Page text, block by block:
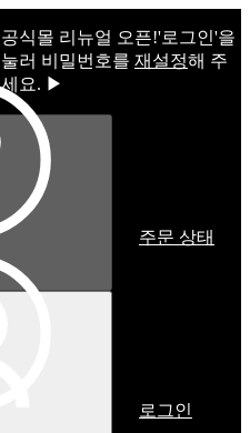
공식몰 리뉴얼 오픈!ㅤ'로그인'을
눌러 비밀번호를 재설정해 주
세요. ▶
주문 상태
로그인